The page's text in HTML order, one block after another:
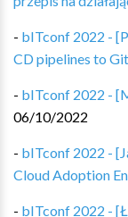
- bITconf 2022 -
CD pipelines to
- bITconf 2022 -
06/10/2022
- bITconf 2022 -
Cloud Adoption
- bITconf 2022 -